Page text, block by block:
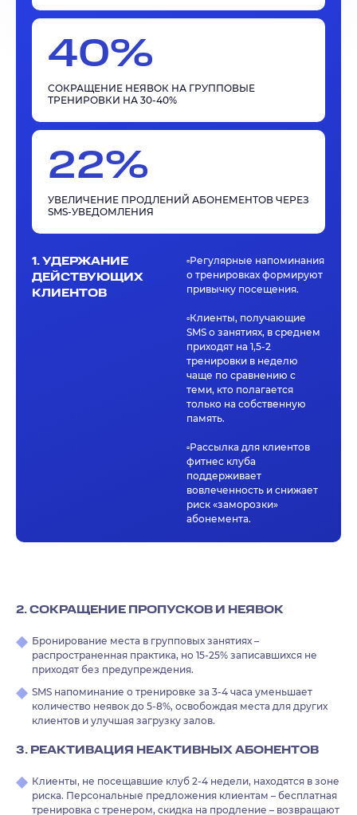
40%
СОКРАЩЕНИЕ НЕЯВОК НА ГРУППОВЫЕ
ТРЕНИРОВКИ НА 30-40%
22%
УВЕЛИЧЕНИЕ ПРОДЛЕНИЙ АБОНЕМЕНТОВ ЧЕРЕЗ
SMS-УВЕДОМЛЕНИЯ
1. УДЕРЖАНИЕ
ДЕЙСТВУЮЩИХ
КЛИЕНТОВ
▫️Регулярные напоминания
о тренировках формируют
привычку посещения.
▫️Клиенты, получающие
SMS о занятиях, в среднем
приходят на 1,5-2
тренировки в неделю
чаще по сравнению с
теми, кто полагается
только на собственную
память.
▫️Рассылка для клиентов
фитнес клуба
поддерживает
вовлеченность и снижает
риск «заморозки»
абонемента.
2. СОКРАЩЕНИЕ ПРОПУСКОВ И НЕЯВОК
Бронирование места в групповых занятиях –
распространенная практика, но 15-25% записавшихся не
приходят без предупреждения.
SMS напоминание о тренировке за 3-4 часа уменьшает
количество неявок до 5-8%, освобождая места для других
клиентов и улучшая загрузку залов.
3. РЕАКТИВАЦИЯ НЕАКТИВНЫХ АБОНЕНТОВ
Клиенты, не посещавшие клуб 2-4 недели, находятся в зоне
риска. Персональные предложения клиентам – бесплатная
тренировка с тренером, скидка на продление – возвращают